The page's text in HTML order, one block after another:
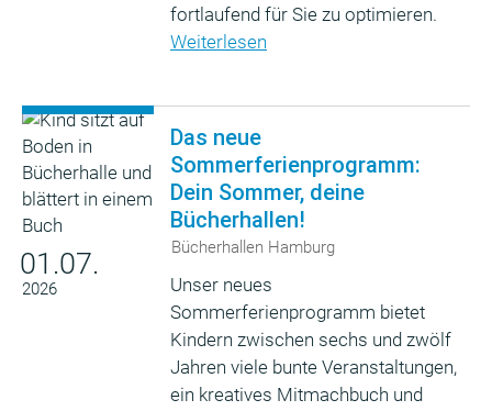
fortlaufend für Sie zu optimieren.
Weiterlesen
01.07.
2026
Das neue
Sommerferienprogramm:
Dein Sommer, deine
Bücherhallen!
Bücherhallen Hamburg
Unser neues
Sommerferienprogramm bietet
Kindern zwischen sechs und zwölf
Jahren viele bunte Veranstaltungen,
ein kreatives Mitmachbuch und